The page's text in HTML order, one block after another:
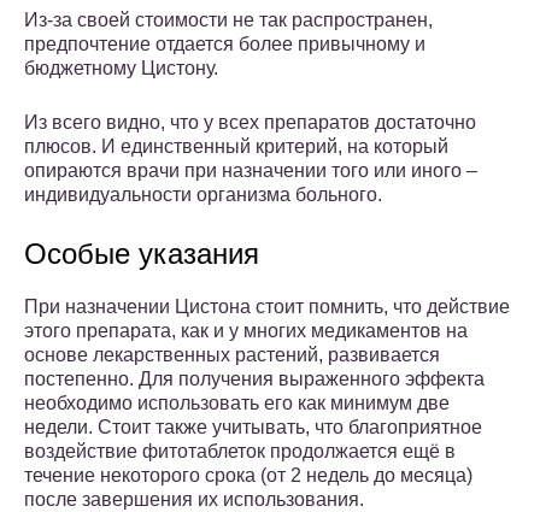
Из-за своей стоимости не так распространен,
предпочтение отдается более привычному и
бюджетному Цистону.
Из всего видно, что у всех препаратов достаточно
плюсов. И единственный критерий, на который
опираются врачи при назначении того или иного –
индивидуальности организма больного.
Особые указания
При назначении Цистона стоит помнить, что действие
этого препарата, как и у многих медикаментов на
основе лекарственных растений, развивается
постепенно. Для получения выраженного эффекта
необходимо использовать его как минимум две
недели. Стоит также учитывать, что благоприятное
воздействие фитотаблеток продолжается ещё в
течение некоторого срока (от 2 недель до месяца)
после завершения их использования.